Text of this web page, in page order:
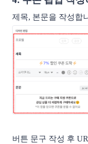
제목, 본문을 작성합
버튼 문구 작성 후